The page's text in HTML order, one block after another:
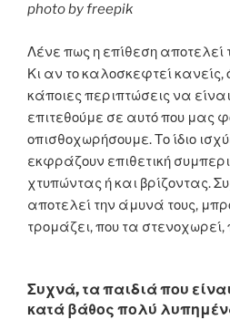
photo by freepik
Λένε πως η επίθεση
Κι αν το καλοσκεφτεί κανείς,
κάποιες περιπτώσεις να
επιτεθούμε σε αυτό που μας
οπισθοχωρήσουμε. Το ίδιο
εκφράζουν επιθετική
χτυπώντας ή και βρίζοντας.
αποτελεί την άμυνά τους,
τρομάζει, που τα στενοχωρεί,
Συχνά, τα παιδιά που
κατά βάθος πολύ